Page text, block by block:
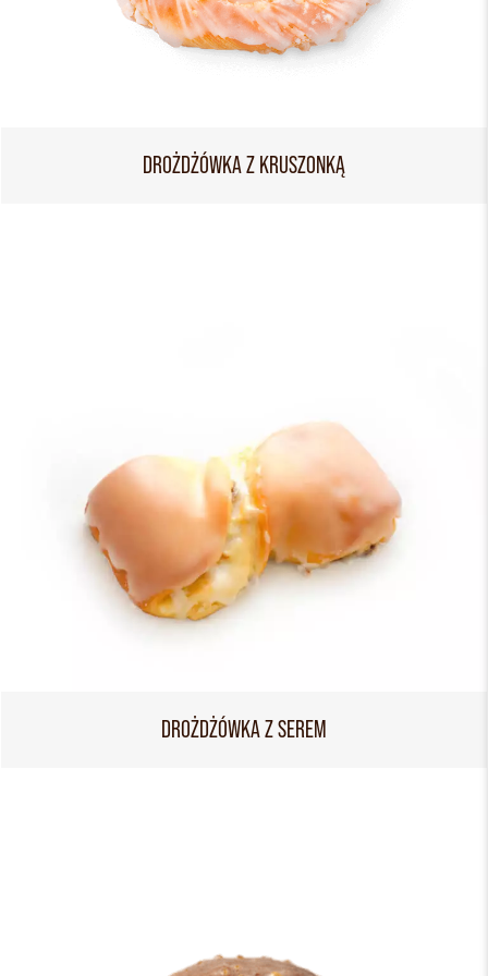
DROŻDŻÓWKA Z KRUSZONKĄ
DROŻDŻÓWKA Z SEREM